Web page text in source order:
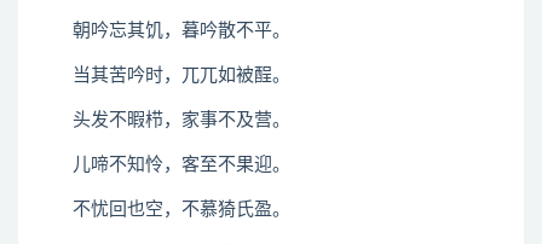
朝吟忘其饥，暮吟散不平。
当其苦吟时，兀兀如被酲。
头发不暇栉，家事不及营。
儿啼不知怜，客至不果迎。
不忧回也空，不慕猗氏盈。